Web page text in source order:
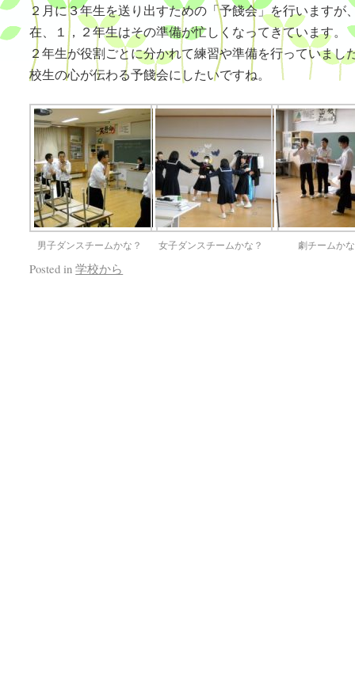
２月に３年生を送り出すための「予餞会」を行いますが
在、１，２年生はその準備が忙しくなってきています。
２年生が役割ごとに分かれて練習や準備を行っていまし
校生の心が伝わる予餞会にしたいですね。
男子ダンスチームかな？ 女子ダンスチームかな？ 劇チームか
Posted in 学校から